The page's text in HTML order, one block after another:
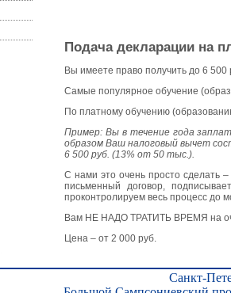
Подача декларации на
Вы имеете право получить до 6
Самые популярное обучение
По платному обучению
Пример: Вы в течение года
образом Ваш налоговый вычет
6 500 руб. (13% от 50 тыс.).
С нами это очень просто сделать
письменный договор,
проконтролируем весь процесс до
Вам НЕ НАДО ТРАТИТЬ ВРЕМЯ на
Цена – от 2 000 руб.
Санкт-